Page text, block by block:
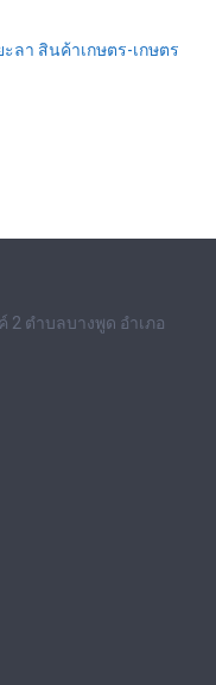
ลา สินค้าเกษตร-เกษตร
2 ตำบลบางพูด อำเภอ